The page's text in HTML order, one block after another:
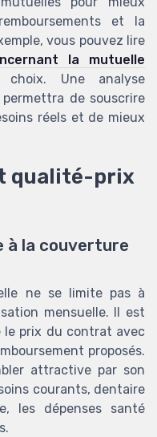
et la
vous pouvez lire
la mutuelle
Une analyse
de souscrire
réels et de mieux
qualité-prix
à la couverture
ne se limite pas à
mensuelle. Il est
le prix du contrat avec
proposés.
attractive par son
courants, dentaire
les dépenses santé